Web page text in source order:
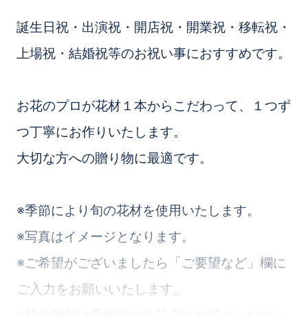
誕生日祝・出演祝・開店祝・開業祝・移転祝・
上場祝・結婚祝等のお祝い事におすすめです。
お花のプロが花材１本からこだわって、１つず
つ丁寧にお作りいたします。
大切な方への贈り物に最適です。
※季節により旬の花材を使用いたします。
※写真はイメージとなります。
※ご希望がございましたら「ご要望など」欄に
ご入力をお願いいたします。